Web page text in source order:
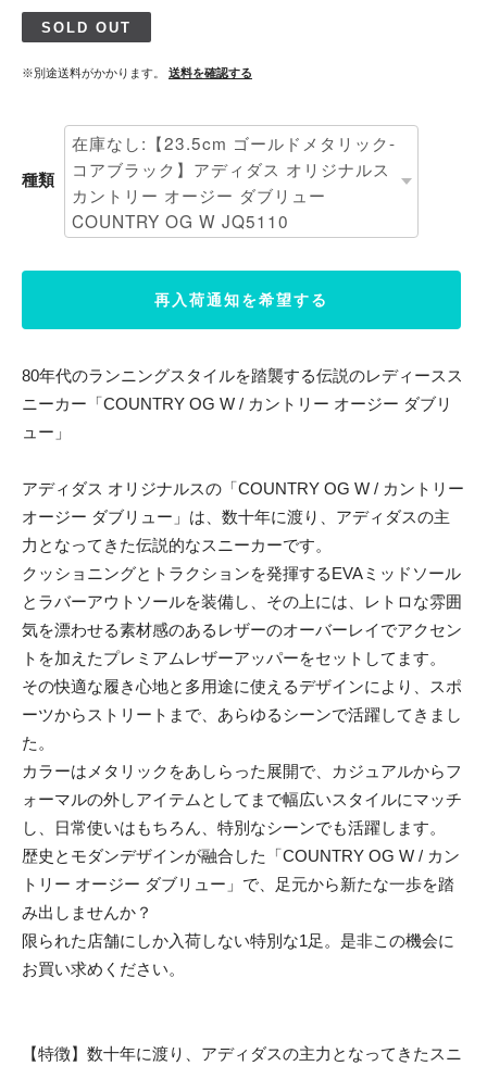
SOLD OUT
※別途送料がかかります。 送料を確認する
種類
再入荷通知を希望する
80年代のランニングスタイルを踏襲する伝説のレディースス
ニーカー「COUNTRY OG W / カントリー オージー ダブリ
ュー」
アディダス オリジナルスの「COUNTRY OG W / カントリー
オージー ダブリュー」は、数十年に渡り、アディダスの主
力となってきた伝説的なスニーカーです。
クッショニングとトラクションを発揮するEVAミッドソール
とラバーアウトソールを装備し、その上には、レトロな雰囲
気を漂わせる素材感のあるレザーのオーバーレイでアクセン
トを加えたプレミアムレザーアッパーをセットしてます。
その快適な履き心地と多用途に使えるデザインにより、スポ
ーツからストリートまで、あらゆるシーンで活躍してきまし
た。
カラーはメタリックをあしらった展開で、カジュアルからフ
ォーマルの外しアイテムとしてまで幅広いスタイルにマッチ
し、日常使いはもちろん、特別なシーンでも活躍します。
歴史とモダンデザインが融合した「COUNTRY OG W / カン
トリー オージー ダブリュー」で、足元から新たな一歩を踏
み出しませんか？
限られた店舗にしか入荷しない特別な1足。是非この機会に
お買い求めください。
【特徴】数十年に渡り、アディダスの主力となってきたスニ